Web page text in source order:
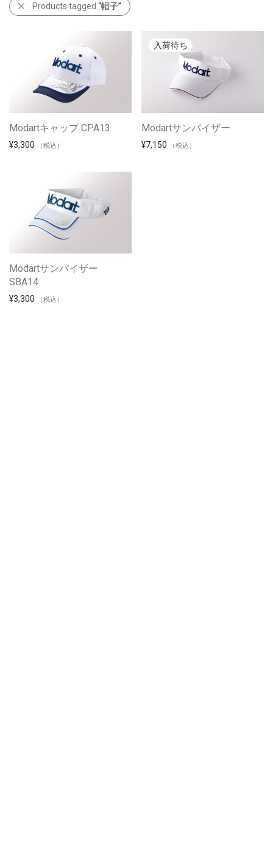
Products tagged “帽子”
Modartキャップ CPA13
¥3,300 （税込）
Modartサンバイザー
¥7,150 （税込）
Modartサンバイザー
SBA14
¥3,300 （税込）